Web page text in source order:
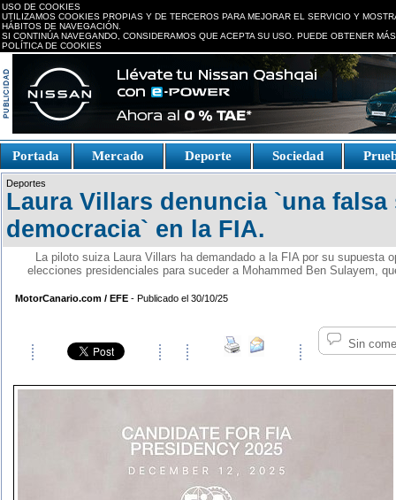
USO DE COOKIES
UTILIZAMOS COOKIES PROPIAS Y DE TERCEROS PARA MEJORAR EL SERVICIO Y
HÁBITOS DE NAVEGACIÓN.
SI CONTINÚA NAVEGANDO, CONSIDERAMOS QUE ACEPTA SU USO. PUEDE OBTENER
POLÍTICA DE COOKIES
Portada Mercado Deporte Sociedad
Fake Watches
replica-
watch.is
Deportes
Laura Villars denuncia `una falsa
democracia` en la FIA.
La piloto suiza Laura Villars ha demandado a la FIA por su supuesta
elecciones presidenciales para suceder a Mohammed Ben Sulayem,
MotorCanario.com / EFE - Publicado el 30/10/25
Sin